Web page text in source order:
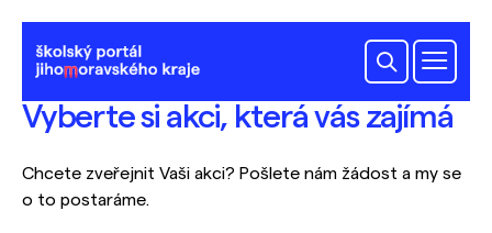
Vyberte si akci, která vás zajímá
Chcete zveřejnit Vaši akci? Pošlete nám žádost a my se
o to postaráme.